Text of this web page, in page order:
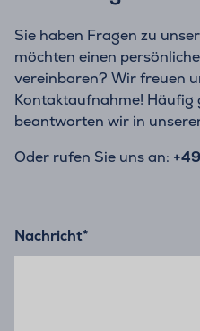
Sie haben Fragen zu
möchten einen
vereinbaren? Wir freuen
Kontaktaufnahme! Häufig
beantworten wir in
Oder rufen Sie uns an:
Nachricht*